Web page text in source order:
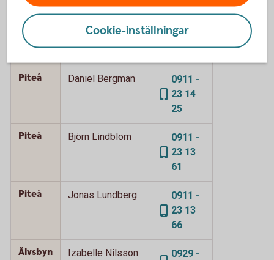
Piteå
23 14
18
Piteå Daniel Bergman
0911 -
23 14
25
Piteå Björn Lindblom
0911 -
23 13
61
Piteå Jonas Lundberg
0911 -
23 13
66
Älvsbyn Izabelle Nilsson
0929 -
Cookie-inställningar